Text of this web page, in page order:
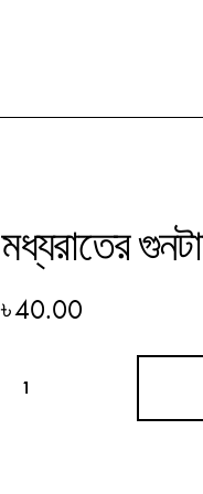
মধ্যরাতের
৳40.00